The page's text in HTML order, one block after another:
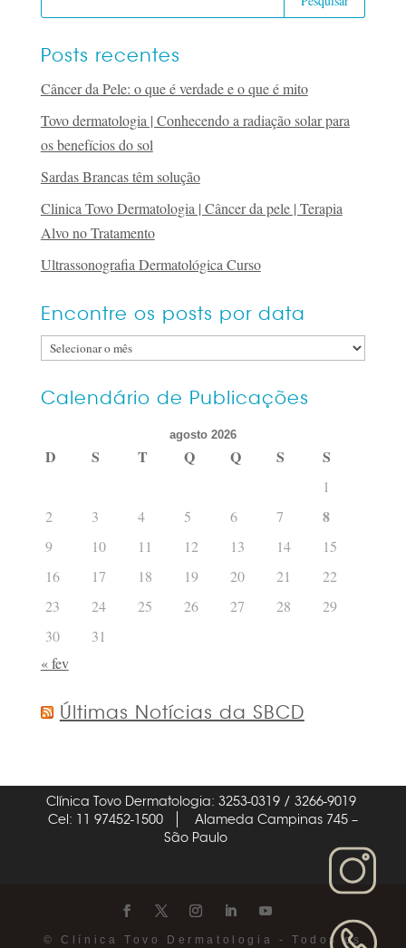
Posts recentes
Câncer da Pele: o que é verdade e o que é mito
Tovo dermatologia | Conhecendo a radiação solar para
os benefícios do sol
Sardas Brancas têm solução
Clinica Tovo Dermatologia | Câncer da pele | Terapia
Alvo no Tratamento
Ultrassonografia Dermatológica Curso
Encontre os posts por data
Encontre
posts
Calendário de Publicações
agosto 2026
D S T Q Q S S
1
2
3 4 5 6 7 8
9 10 11 12 13 14
15
16
17 18 19 20 21
22
23
24 25 26 27 28
29
30
31
« fev
Últimas Notícias da SBCD
Clínica Tovo Dermatologia: 3253-0319 / 3266-9019
Cel: 11 97452-1500
Alameda Campinas 745 –
São Paulo
© Clínica Tovo Dermatologia - Todos os